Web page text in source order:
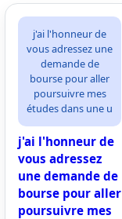
j'ai l'honneur de
vous adressez une
demande de
bourse pour aller
poursuivre mes
études dans une u
j'ai l'honneur de
vous adressez
une demande de
bourse pour aller
poursuivre mes